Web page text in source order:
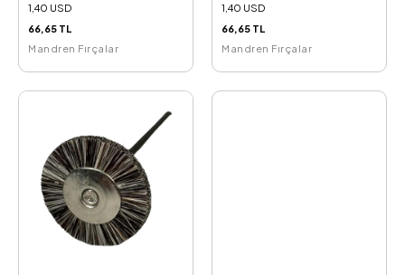
1,40 USD
66,65 TL
Mandren Fırçalar
1,40 USD
66,65 TL
Mandren Fırçalar